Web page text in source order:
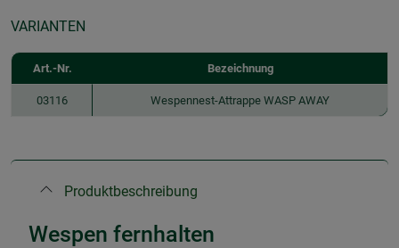
VARIANTEN
Art.-Nr. Bezeichnung
03116 Wespennest-Attrappe WASP AWAY
Produktbeschreibung
Wespen fernhalten